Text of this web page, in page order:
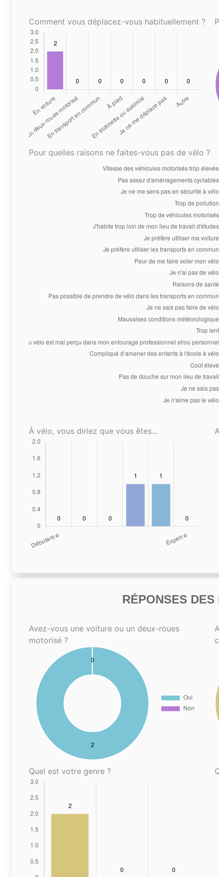
Comment vous déplacez-vous habituellement ?
Pour quelles raisons ne faites-vous pas de vélo ?
À vélo, vous diriez que vous êtes...
RÉPONSES
Avez-vous une voiture ou un deux-roues
motorisé ?
Quel est votre genre ?